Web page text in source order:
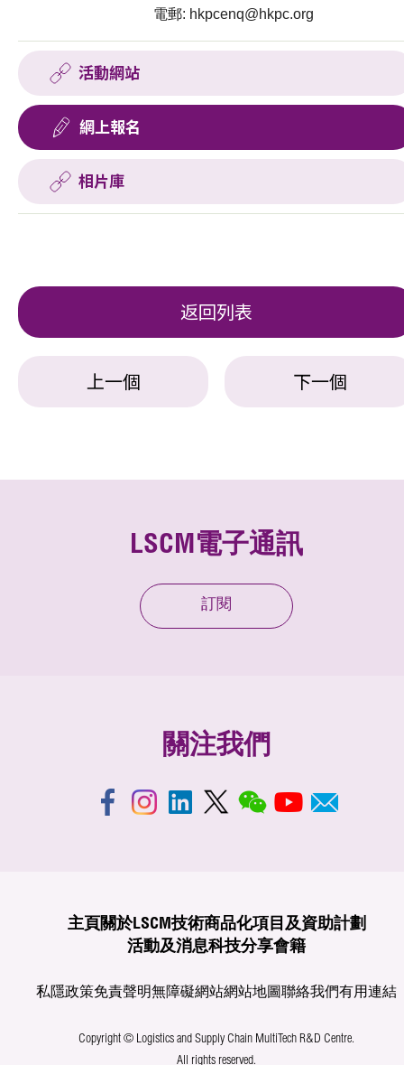
電郵: hkpcenq@hkpc.org
活動網站
網上報名
相片庫
返回列表
上一個 下一個
LSCM電子通訊
訂閱
關注我們
主頁 關於LSCM技術商品化項目及資助計劃
活動及消息科技分享會籍
私隱政策免責聲明無障礙網站網站地圖聯絡我們有用連結
Copyright © Logistics and Supply Chain MultiTech R&D Centre.
All rights reserved.